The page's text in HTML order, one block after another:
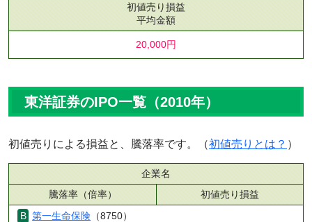
初値売り損益
平均金額
20,000円
東洋証券のIPO一覧（2010年）
初値売りによる損益と、騰落率です。（初値売りとは？ ）
企業名
騰落率（倍率）
初値売り損益
第一生命保険 （8750）